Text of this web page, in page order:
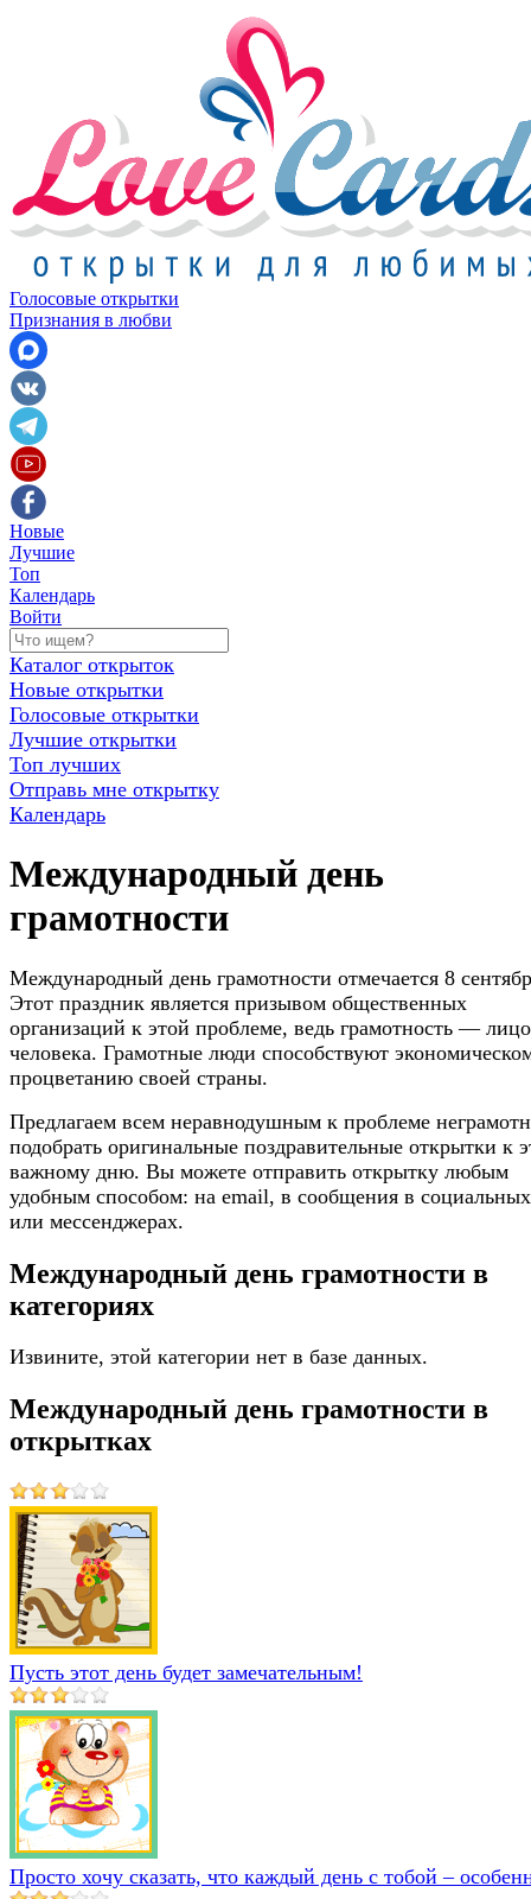
Голосовые открытки
Признания в любви
Новые
Лучшие
Топ
Календарь
Войти
Каталог открыток
Новые открытки
Голосовые открытки
Лучшие открытки
Топ лучших
Отправь мне открытку
Календарь
Международный день
грамотности
Международный день грамотности отмечается 8
Этот праздник является призывом общественных
организаций к этой проблеме, ведь грамотность — лицо
человека. Грамотные люди способствуют
процветанию своей страны.
Предлагаем всем неравнодушным к проблеме
подобрать оригинальные поздравительные открытки к
важному дню. Вы можете отправить открытку любым
удобным способом: на email, в сообщения в социальных
или мессенджерах.
Международный день грамотности в
категориях
Извините, этой категории нет в базе данных.
Международный день грамотности в
открытках
Пусть этот день будет замечательным!
Просто хочу сказать, что каждый день с тобой –